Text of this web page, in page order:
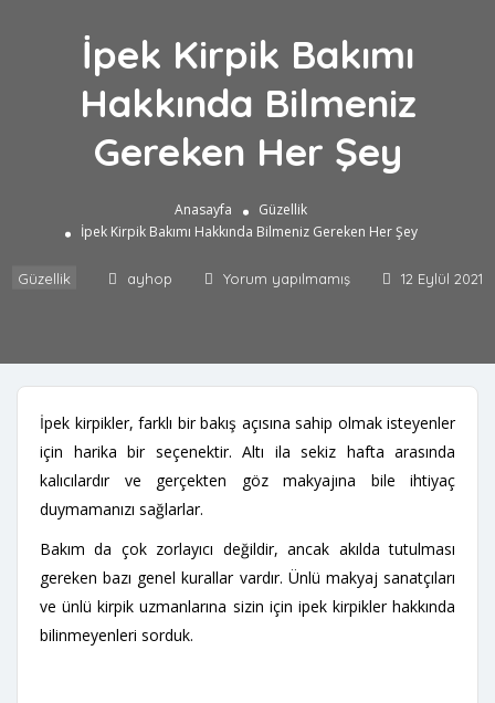
İpek Kirpik Bakımı
Hakkında Bilmeniz
Gereken Her Şey
Anasayfa
Güzellik
İpek Kirpik Bakımı Hakkında Bilmeniz Gereken Her Şey
Güzellik ayhop Yorum yapılmamış 12 Eylül 2021
İpek kirpikler, farklı bir bakış açısına sahip olmak isteyenler
için harika bir seçenektir. Altı ila sekiz hafta arasında
kalıcılardır ve gerçekten göz makyajına bile ihtiyaç
duymamanızı sağlarlar.
Bakım da çok zorlayıcı değildir, ancak akılda tutulması
gereken bazı genel kurallar vardır. Ünlü makyaj sanatçıları
ve ünlü kirpik uzmanlarına sizin için ipek kirpikler hakkında
bilinmeyenleri sorduk.